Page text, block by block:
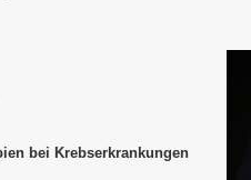
bei Krebserkrankungen